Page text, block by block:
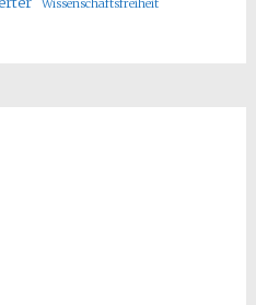
Wissenschaftsfreiheit